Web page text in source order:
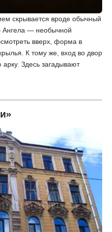
скрывается вроде обычный
Ангела — необычной
вверх, форма в
К тому же, вход во двор
Здесь загадывают